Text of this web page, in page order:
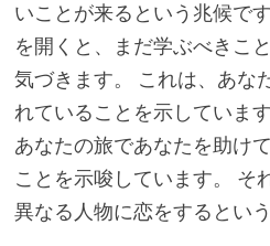
いことが来るという兆候で
を開くと、まだ学ぶべきこ
気づきます。 これは、あな
れていることを示していま
あなたの旅であなたを助け
ことを示唆しています。 そ
異なる人物に恋をするとい